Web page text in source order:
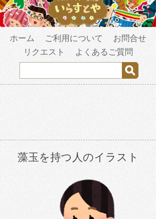
ホーム ご利用について
お問合せ
リクエスト
よくあるご質問
藻玉を持つ人のイラスト